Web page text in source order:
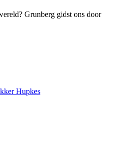
Grunberg gidst ons door
Hupkes